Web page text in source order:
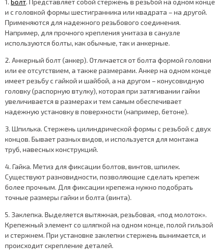
1. Болт. Представляет собой стержень в резьбой на одном конце
и с головкой формы шестигранника или квадрата – на другой.
Применяются для надежного резьбового соединения.
Например, для прочного крепления унитаза в санузле
используются болты, как обычные, так и анкерные.
2. Анкерный болт (анкер). Отличается от болта формой головки
или ее отсутствием, а также размерами. Анкер на одном конце
имеет резьбу с гайкой и шайбой, а на другом – конусовидную
головку (распорную втулку), которая при затягивании гайки
увеличивается в размерах и тем самым обеспечивает
надежную установку в поверхности (например, бетоне).
3. Шпилька. Стержень цилиндрической формы с резьбой с двух
концов. Бывает разных видов, и используется для монтажа
труб, навесных конструкций.
4. Гайка. Метиз для фиксации болтов, винтов, шпилек.
Существуют разновидности, позволяющие сделать крепеж
более прочным. Для фиксации крепежа нужно подобрать
точные размеры гайки и болта (винта).
5. Заклепка. Выделяется вытяжная, резьбовая, «под молоток».
Крепежный элемент со шляпкой на одном конце, полой гильзой
и стержнем. При установке заклепки стержень вынимается, и
происходит скрепление деталей.